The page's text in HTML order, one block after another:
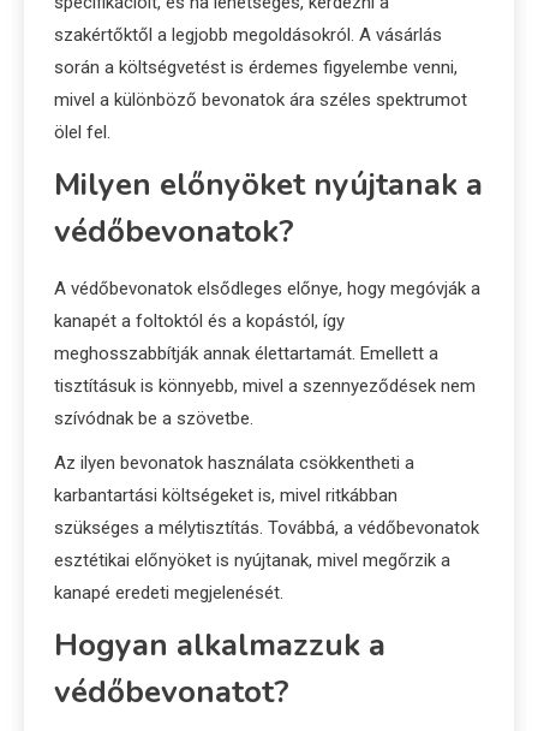
szakértőktől a legjobb megoldásokról. A vásárlás
során a költségvetést is érdemes figyelembe venni,
mivel a különböző bevonatok ára széles spektrumot
ölel fel.
Milyen előnyöket nyújtanak a
védőbevonatok?
A védőbevonatok elsődleges előnye, hogy megóvják a
kanapét a foltoktól és a kopástól, így
meghosszabbítják annak élettartamát. Emellett a
tisztításuk is könnyebb, mivel a szennyeződések nem
szívódnak be a szövetbe.
Az ilyen bevonatok használata csökkentheti a
karbantartási költségeket is, mivel ritkábban
szükséges a mélytisztítás. Továbbá, a védőbevonatok
esztétikai előnyöket is nyújtanak, mivel megőrzik a
kanapé eredeti megjelenését.
Hogyan alkalmazzuk a
védőbevonatot?